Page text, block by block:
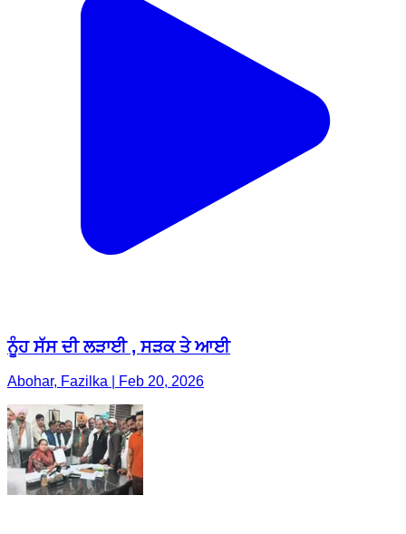
ਨੂੰਹ ਸੱਸ ਦੀ ਲੜਾਈ , ਸੜਕ ਤੇ ਆਈ
Abohar, Fazilka | Feb 20, 2026